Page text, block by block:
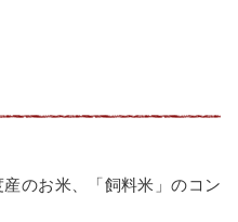
のお米、「飼料米」のコン